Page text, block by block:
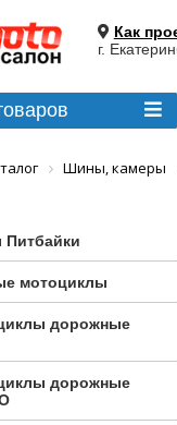
Как
г.
Шины, камеры
мотоциклы
дорожные
дорожные